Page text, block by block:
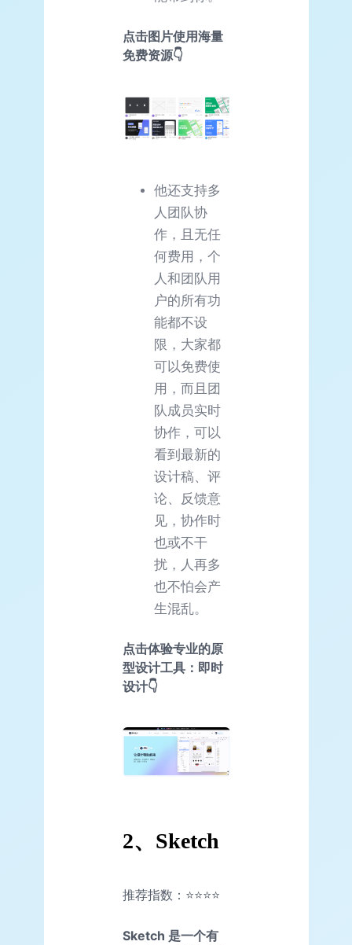
点击图片使用海量
免费资源👇
他还支持多
人团队协
作，且无任
何费用，个
人和团队用
户的所有功
能都不设
限，大家都
可以免费使
用，而且团
队成员实时
协作，可以
看到最新的
设计稿、评
论、反馈意
见，协作时
也或不干
扰，人再多
也不怕会产
生混乱。
点击体验专业的原
型设计工具：即时
设计👇
2、Sketch
推荐指数：⭐⭐⭐⭐
Sketch 是一个有